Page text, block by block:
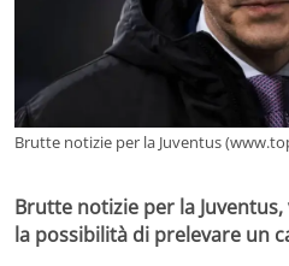
Brutte notizie per la Juventus
Brutte notizie per la
la possibilità di prelevare un